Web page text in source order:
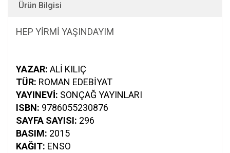
Ürün Bilgisi
HEP YİRMİ YAŞINDAYIM
YAZAR: ALI KILIÇ
TÜR: ROMAN EDEBIYAT
YAYINEVI: SONÇAĞ YAYINLARI
ISBN: 9786055230876
SAYFA SAYISI: 296
BASIM: 2015
KAĞIT: ENSO